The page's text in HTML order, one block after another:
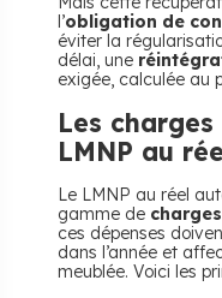
l’obligation de
éviter la
délai, une
exigée, calculée au
​Les
LMNP au
Le LMNP au réel
gamme de
ces dépenses
dans l’année et
meublée. Voici les